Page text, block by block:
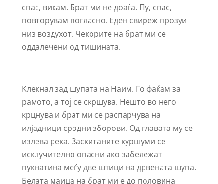
спас, викам. Брат ми не доаѓа. Пу, спас,
повторувам погласно. Еден свиреж прозуи
низ воздухот. Чекорите на брат ми се
оддалечени од тишината.
Клекнал зад шупата на Наим. Го фаќам за
рамото, а тој се скршува. Нешто во него
крцнува и брат ми се распарчува на
илјадници сродни зборови. Од главата му се
излева река. Заскитаните куршуми се
исклучително опасни ако забележат
пукнатина меѓу две штици на дрвената шупа.
Белата маица на брат ми е до половина